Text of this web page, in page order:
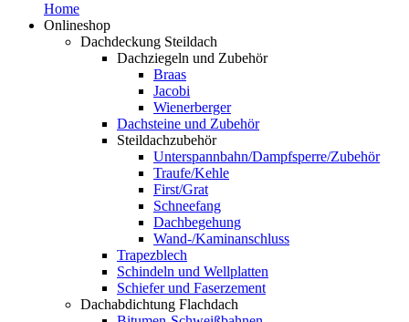
Home
Onlineshop
Dachdeckung Steildach
Dachziegeln und Zubehör
Braas
Jacobi
Wienerberger
Dachsteine und Zubehör
Steildachzubehör
Unterspannbahn/Dampfsperre/Zubehör
Traufe/Kehle
First/Grat
Schneefang
Dachbegehung
Wand-/Kaminanschluss
Trapezblech
Schindeln und Wellplatten
Schiefer und Faserzement
Dachabdichtung Flachdach